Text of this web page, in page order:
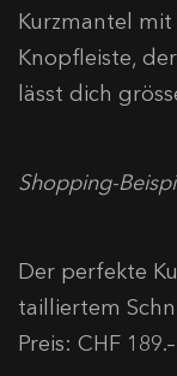
Kurzmantel
Knopfleiste,
lässt dich
Shopping-
Der perfekte
tailliertem
Preis: CHF 189.–